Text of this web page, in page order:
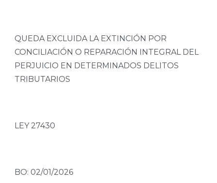
QUEDA EXCLUIDA LA EXTINCIÓN POR
CONCILIACIÓN O REPARACIÓN INTEGRAL DEL
PERJUICIO EN DETERMINADOS DELITOS
TRIBUTARIOS
LEY 27430
BO: 02/01/2026